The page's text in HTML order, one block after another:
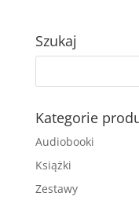
Szukaj
Kategorie
Audiobooki
Książki
Zestawy